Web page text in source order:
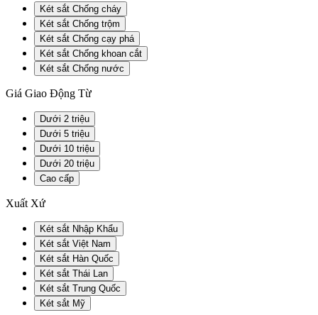
Két sắt Chống cháy
Két sắt Chống trộm
Két sắt Chống cạy phá
Két sắt Chống khoan cắt
Két sắt Chống nước
Giá Giao Động Từ
Dưới 2 triệu
Dưới 5 triệu
Dưới 10 triệu
Dưới 20 triệu
Cao cấp
Xuất Xứ
Két sắt Nhập Khẩu
Két sắt Việt Nam
Két sắt Hàn Quốc
Két sắt Thái Lan
Két sắt Trung Quốc
Két sắt Mỹ